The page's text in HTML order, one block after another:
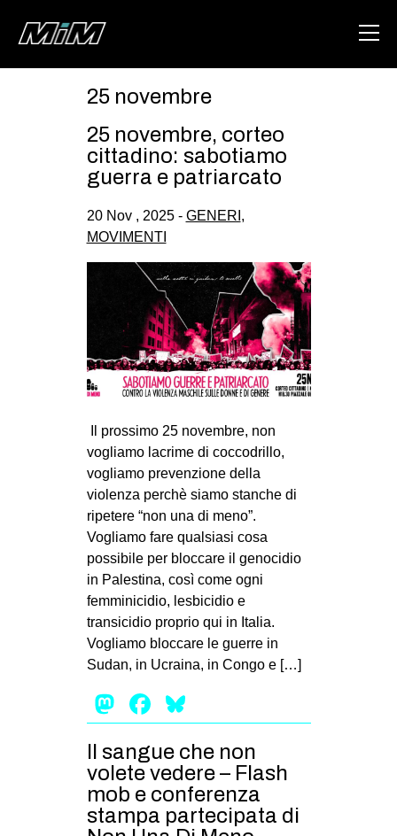
ABOUT
DEGENERAZIONE
CSOA LAMBRETTA
MSM
STUDENTI TSUNAMI
ZAM
MOBILITAZIONI
SPAZI
SPORT POPOLARE
MOVIMENTI
AMBIENTE
ANTIFASCISMO
DIRITTO ALL’ABITARE
PRECARIATO
REPRESSIONE
STUDENTI
CULTURE
25 novembre
25 novembre, corteo
cittadino: sabotiamo
guerra e patriarcato
20 Nov , 2025 - GENERI ,
MOVIMENTI
Il prossimo 25 novembre, non
vogliamo lacrime di coccodrillo,
vogliamo prevenzione della
violenza perchè siamo stanche di
ripetere “non una di meno”.
Vogliamo fare qualsiasi cosa
possibile per bloccare il genocidio
in Palestina, così come ogni
femminicidio, lesbicidio e
transicidio proprio qui in Italia.
Vogliamo bloccare le guerre in
Sudan, in Ucraina, in Congo e […]
Mastodon
Facebook
Il sangue che non
volete vedere – Flash
mob e conferenza
stampa partecipata di